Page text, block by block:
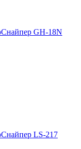
GH-18N
LS-217